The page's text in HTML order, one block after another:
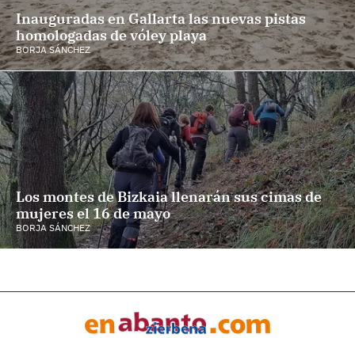
Inauguradas en Gallarta las nuevas pistas
homologadas de vóley playa
BORJA SÁNCHEZ
Los montes de Bizkaia llenarán sus cimas de
mujeres el 16 de mayo
BORJA SÁNCHEZ